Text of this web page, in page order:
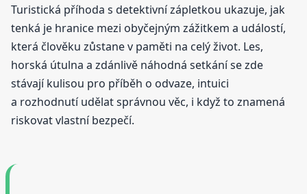
Turistická příhoda s detektivní zápletkou ukazuje, jak
tenká je hranice mezi obyčejným zážitkem a událostí,
která člověku zůstane v paměti na celý život. Les,
horská útulna a zdánlivě náhodná setkání se zde
stávají kulisou pro příběh o odvaze, intuici
a rozhodnutí udělat správnou věc, i když to znamená
riskovat vlastní bezpečí.